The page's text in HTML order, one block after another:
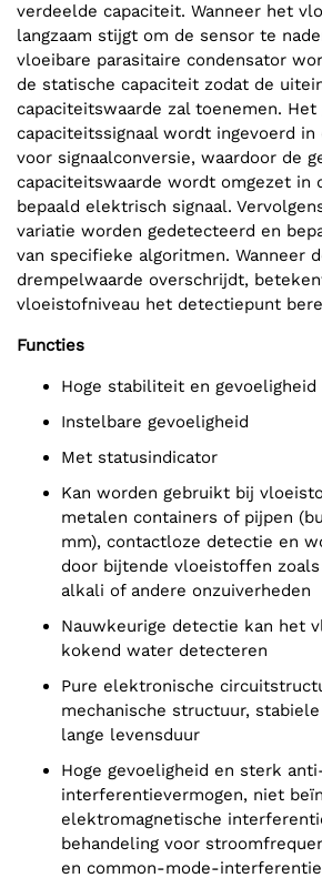
verdeelde capaciteit. Wanneer het
langzaam stijgt om de sensor te
vloeibare parasitaire condensator
de statische capaciteit zodat de
capaciteitswaarde zal toenemen. Het
capaciteitssignaal wordt ingevoerd
voor signaalconversie, waardoor de
capaciteitswaarde wordt omgezet in
bepaald elektrisch signaal.
variatie worden gedetecteerd en
van specifieke algoritmen. Wanneer
drempelwaarde overschrijdt,
vloeistofniveau het detectiepunt
Functies
Hoge stabiliteit en gevoeligheid
Instelbare gevoeligheid
Met statusindicator
Kan worden gebruikt bij vloeistofdetectie van niet-
metalen containers of pijpen
mm), contactloze detectie en
door bijtende vloeistoffen
alkali of andere onzuiverheden
Nauwkeurige detectie kan het vloeistofniveau van
kokend water detecteren
Pure elektronische circuitstructuur, niet-
mechanische structuur,
lange levensduur
Hoge gevoeligheid en sterk anti-
interferentievermogen, niet
elektromagnetische
behandeling voor
en common-mode-